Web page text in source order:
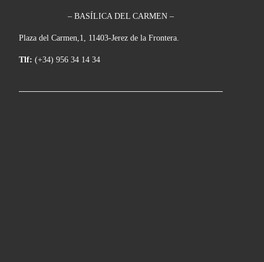
– BASÍLICA DEL CARMEN –
Plaza del Carmen,1, 11403-Jerez de la Frontera.
Tlf: (+34) 956 34 14 34